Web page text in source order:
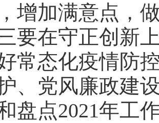
增加满意点，
要在守正创新
常态化疫情防
、党风廉政建
盘点2021年工